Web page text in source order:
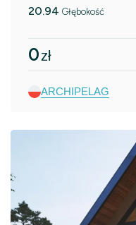
20.94 Głębokość
0zł
ARCHIPELAG